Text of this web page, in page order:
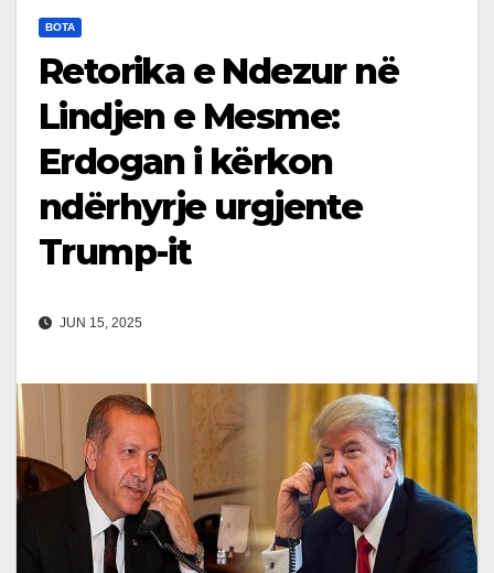
BOTA
Retorika e Ndezur në
Lindjen e Mesme:
Erdogan i kërkon
ndërhyrje urgjente
Trump-it
JUN 15, 2025